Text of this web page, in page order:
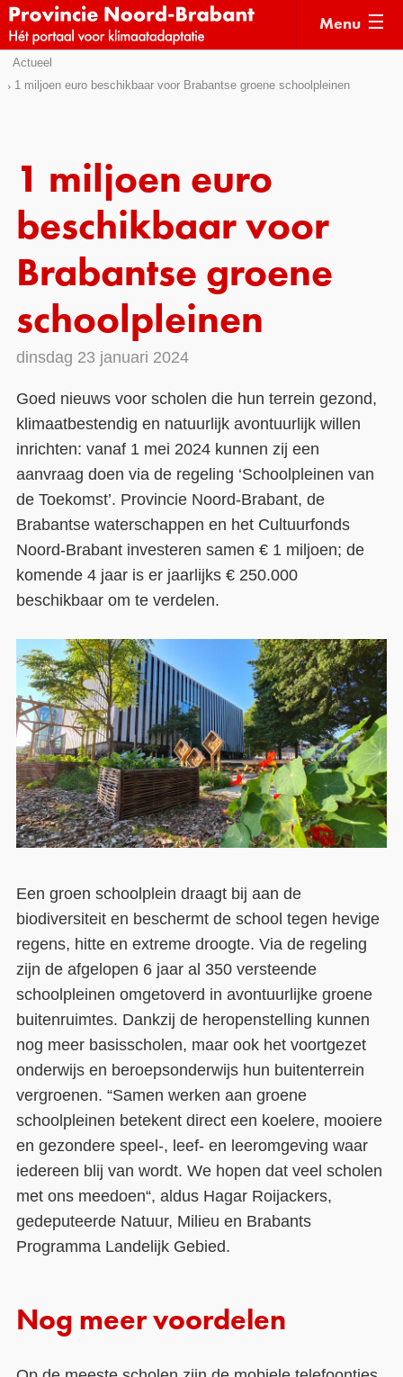
Sla
links
naar
menu
Direct
de
inhoud
Menu
Actueel
1 miljoen euro beschikbaar voor Brabantse groene schoolpleinen
1 miljoen euro
beschikbaar voor
Brabantse groene
schoolpleinen
dinsdag 23 januari 2024
Goed nieuws voor scholen die hun terrein gezond,
klimaatbestendig en natuurlijk avontuurlijk willen
inrichten: vanaf 1 mei 2024 kunnen zij een
aanvraag doen via de regeling ‘Schoolpleinen van
de Toekomst’. Provincie Noord-Brabant, de
Brabantse waterschappen en het Cultuurfonds
Noord-Brabant investeren samen € 1 miljoen; de
komende 4 jaar is er jaarlijks € 250.000
beschikbaar om te verdelen.
Een groen schoolplein draagt bij aan de
biodiversiteit en beschermt de school tegen hevige
regens, hitte en extreme droogte. Via de regeling
zijn de afgelopen 6 jaar al 350 versteende
schoolpleinen omgetoverd in avontuurlijke groene
buitenruimtes. Dankzij de heropenstelling kunnen
nog meer basisscholen, maar ook het voortgezet
onderwijs en beroepsonderwijs hun buitenterrein
vergroenen. “Samen werken aan groene
schoolpleinen betekent direct een koelere, mooiere
en gezondere speel-, leef- en leeromgeving waar
iedereen blij van wordt. We hopen dat veel scholen
met ons meedoen“, aldus Hagar Roijackers,
gedeputeerde Natuur, Milieu en Brabants
Programma Landelijk Gebied.
Nog meer voordelen
Kennisdossiers
Hulpmiddelen
Subsidies
Monitoring
Contact
Over ons
LIFE-IP Klimaatadaptatie
Weerbaar Dommelland